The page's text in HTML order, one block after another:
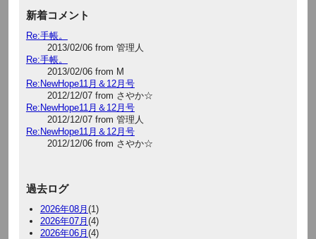
新着コメント
Re:手帳。
2013/02/06 from 管理人
Re:手帳。
2013/02/06 from M
Re:NewHope11月＆12月号
2012/12/07 from さやか☆
Re:NewHope11月＆12月号
2012/12/07 from 管理人
Re:NewHope11月＆12月号
2012/12/06 from さやか☆
過去ログ
2026年08月 (1)
2026年07月 (4)
2026年06月 (4)